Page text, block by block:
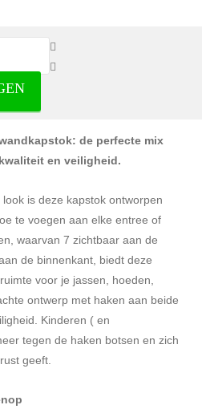
met 14 haken
de perfecte mix
en veiligheid.
is deze kapstok ontworpen
te voegen aan elke entree of
waarvan 7 zichtbaar aan de
de binnenkant, biedt deze
voor je jassen, hoeden,
ontwerp met haken aan beide
Kinderen ( en
tegen de haken botsen en zich
geeft.